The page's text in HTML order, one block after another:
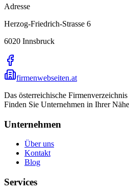
Adresse
Herzog-Friedrich-Strasse 6
6020 Innsbruck
firmenwebseiten.at
Das österreichische
Finden Sie Unternehmen in Ihrer
Unternehmen
Über uns
Kontakt
Blog
Services